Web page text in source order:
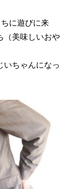
に遊びに来
（美味しいおや
いちゃんになっ